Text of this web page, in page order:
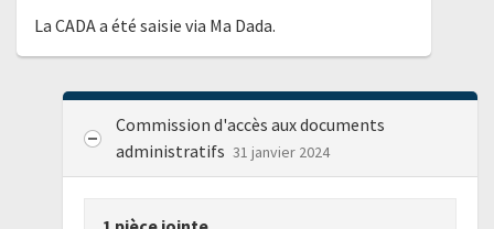
La CADA a été saisie via Ma Dada.
Commission d'accès aux documents
administratifs 31 janvier 2024